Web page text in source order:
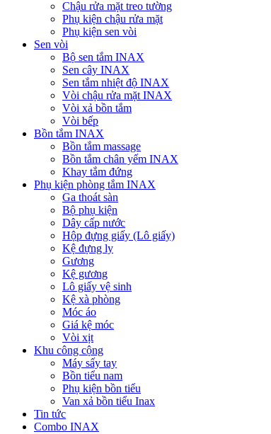
Chậu rửa mặt treo tường
Phụ kiện chậu rửa mặt
Phụ kiện sen vòi
Sen vòi
Bộ sen tắm INAX
Sen cây INAX
Sen tắm nhiệt độ INAX
Vòi chậu rửa mặt INAX
Vòi xả bồn tắm
Vòi bếp
Bồn tắm INAX
Bồn tắm massage
Bồn tắm chân yếm INAX
Khay tắm đứng
Phụ kiện phòng tắm INAX
Ga thoát sàn
Bộ phụ kiện
Dây cấp nước
Hộp đựng giấy (Lô giấy)
Kệ đựng ly
Gương
Kệ gương
Lô giấy vệ sinh
Kệ xà phòng
Móc áo
Giá kệ móc
Vòi xịt
Khu công cộng
Máy sấy tay
Bồn tiểu nam
Phụ kiện bồn tiểu
Van xả bồn tiểu Inax
Tin tức
Combo INAX